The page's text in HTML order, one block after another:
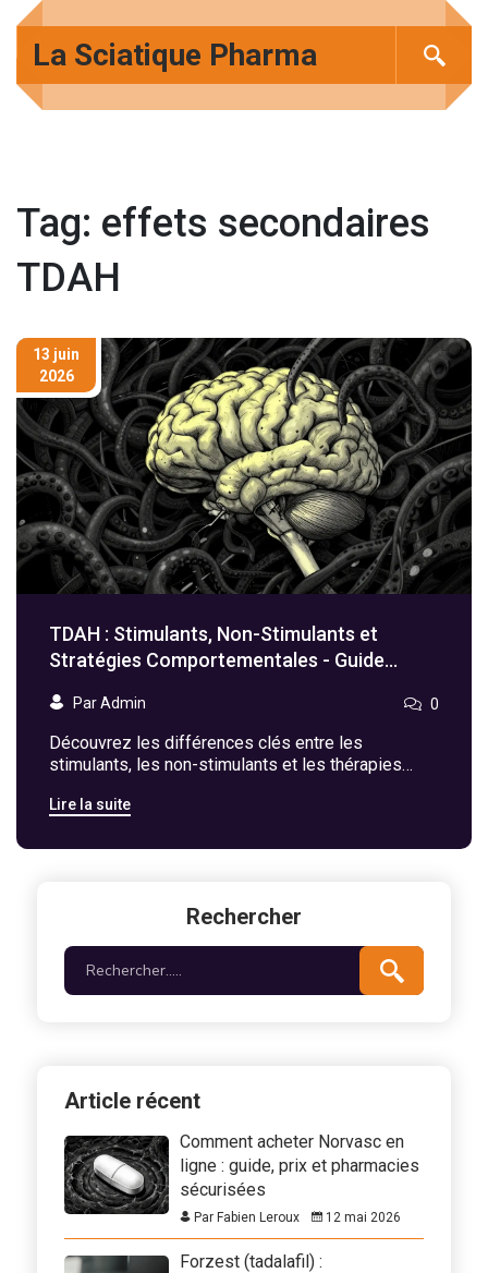
La Sciatique Pharma
Tag: effets secondaires
TDAH
13 juin
2026
TDAH : Stimulants, Non-Stimulants et
Stratégies Comportementales - Guide
Par Admin 0
Découvrez les différences clés entre les
stimulants, les non-stimulants et les thérapies
sur l'efficacité, les effets secondaires et les
Lire la suite
Rechercher
Article récent
Comment acheter Norvasc en
ligne : guide, prix et pharmacies
sécurisées
Par Fabien Leroux 12 mai 2026
Forzest (tadalafil) :